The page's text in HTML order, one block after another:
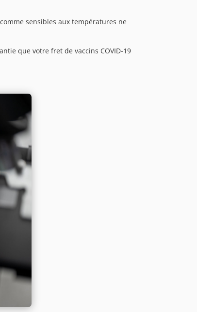
sensibles aux températures ne
que votre fret de vaccins COVID-19